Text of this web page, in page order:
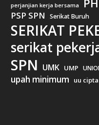
perjanjian kerja bersama
PSP SPN Serikat Buruh
SERIKAT
serikat
SPN UMK UMP
upah minimum uu